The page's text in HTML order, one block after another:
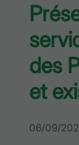
des
et
06/09/